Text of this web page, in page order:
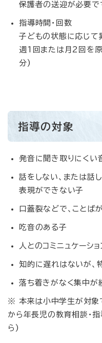
保護者の送迎が必要で
指導時間・回数
子どもの状態に応じて
週1回または月2回を
分)
指導の対象
発音に聞き取りにくい
話をしない、または話
表現ができない子
口蓋裂などで、ことば
吃音のある子
人とのコミニュケーシ
知的に遅れはないが、
落ち着きがなく集中が
※ 本来は小中学生が対象
から年長児の教育相談・
ら)